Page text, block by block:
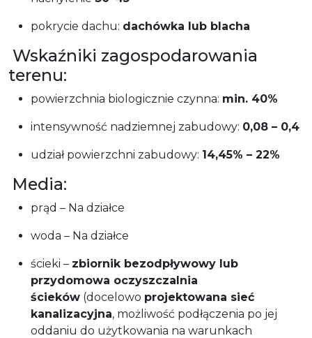
pokrycie dachu: dachówka lub blacha
Wskaźniki zagospodarowania
terenu:
powierzchnia biologicznie czynna: min. 40%
intensywność nadziemnej zabudowy: 0,08 – 0,4
udział powierzchni zabudowy: 14,45% – 22%
Media:
prąd – Na działce
woda – Na działce
ścieki – zbiornik bezodpływowy lub
przydomowa oczyszczalnia
ścieków (docelowo projektowana sieć
kanalizacyjna, możliwość podłączenia po jej
oddaniu do użytkowania na warunkach